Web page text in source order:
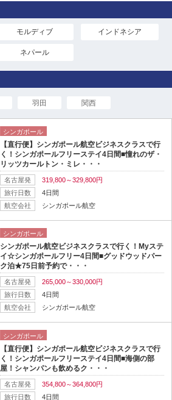
モルディブ インドネシア
ネパール
羽田 関西
シンガポール
【直行便】シンガポール航空ビジネスクラスで行
く！シンガポールフリーステイ4日間■憧れのザ・
リッツカールトン・ミレ・・・
名古屋発
319,800～329,800円
旅行日数
4日間
航空会社
シンガポール航空
シンガポール
シンガポール航空ビジネスクラスで行く！Myステ
イ☆シンガポールフリー4日間■グッドウッドパー
ク泊★75日前予約で・・・
名古屋発
265,000～330,000円
旅行日数
4日間
航空会社
シンガポール航空
シンガポール
【直行便】シンガポール航空ビジネスクラスで行
く！シンガポールフリーステイ4日間■海側の部
屋！シャンパンも飲めるク・・・
名古屋発
354,800～364,800円
旅行日数
4日間